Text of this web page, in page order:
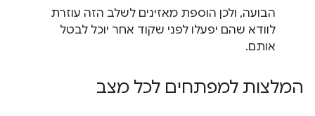
הבועה, ולכן הוספת מאזינים לשלב הזה עוזרת
לוודא שהם יפעלו לפני שקוד אחר יוכל לבטל
אותם.
המלצות למפתחים לכל מצב